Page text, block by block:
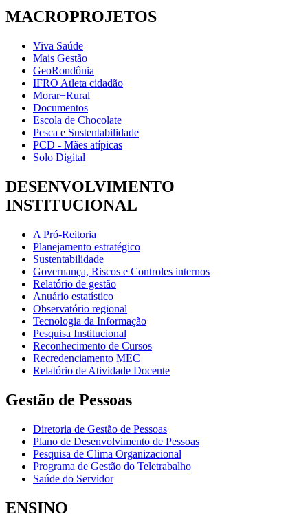
MACROPROJETOS
Viva Saúde
Mais Gestão
GeoRondônia
IFRO Atleta cidadão
Morar+Rural
Documentos
Escola de Chocolate
Pesca e Sustentabilidade
PCD - Mães atípicas
Solo Digital
DESENVOLVIMENTO
INSTITUCIONAL
A Pró-Reitoria
Planejamento estratégico
Sustentabilidade
Governança, Riscos e Controles internos
Relatório de gestão
Anuário estatístico
Observatório regional
Tecnologia da Informação
Pesquisa Institucional
Reconhecimento de Cursos
Recredenciamento MEC
Relatório de Atividade Docente
Gestão de Pessoas
Diretoria de Gestão de Pessoas
Plano de Desenvolvimento de Pessoas
Pesquisa de Clima Organizacional
Programa de Gestão do Teletrabalho
Saúde do Servidor
ENSINO